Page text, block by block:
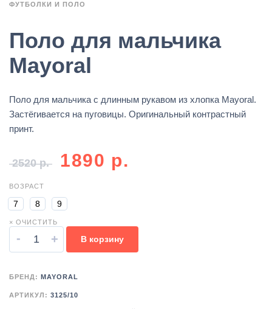
ФУТБОЛКИ И ПОЛО
Поло для мальчика
Mayoral
Поло для мальчика с длинным рукавом из хлопка Mayoral.
Застёгивается на пуговицы. Оригинальный контрастный
принт.
2520р. 1890 р.
ВОЗРАСТ
7 8 9
× ОЧИСТИТЬ
- + В корзину
БРЕНД: MAYORAL
АРТИКУЛ: 3125/10